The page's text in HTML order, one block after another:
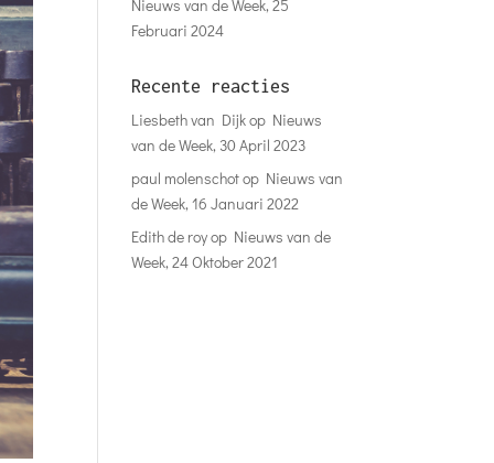
Nieuws van de Week, 25
Februari 2024
Recente reacties
Liesbeth van Dijkop Nieuws
van de Week, 30 April 2023
paul molenschotop Nieuws van
de Week, 16 Januari 2022
Edith de royop Nieuws van de
Week, 24 Oktober 2021